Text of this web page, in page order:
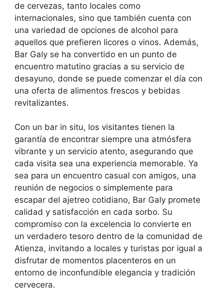
de cervezas, tanto locales como
internacionales, sino que también cuenta con
una variedad de opciones de alcohol para
aquellos que prefieren licores o vinos. Además,
Bar Galy se ha convertido en un punto de
encuentro matutino gracias a su servicio de
desayuno, donde se puede comenzar el día con
una oferta de alimentos frescos y bebidas
revitalizantes.
Con un bar in situ, los visitantes tienen la
garantía de encontrar siempre una atmósfera
vibrante y un servicio atento, asegurando que
cada visita sea una experiencia memorable. Ya
sea para un encuentro casual con amigos, una
reunión de negocios o simplemente para
escapar del ajetreo cotidiano, Bar Galy promete
calidad y satisfacción en cada sorbo. Su
compromiso con la excelencia lo convierte en
un verdadero tesoro dentro de la comunidad de
Atienza, invitando a locales y turistas por igual a
disfrutar de momentos placenteros en un
entorno de inconfundible elegancia y tradición
cervecera.